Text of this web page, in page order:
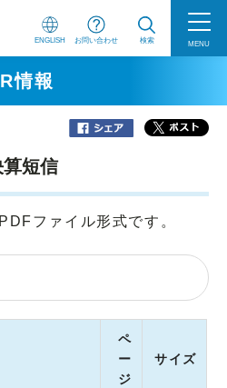
ENGLISH お問い合わせ 検索 MENU
情報
短信
ファイル形式です。
ペ
ー
ジ
サイズ